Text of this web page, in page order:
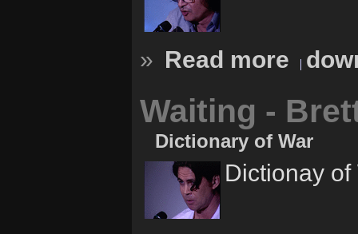
» Read more
Waiting -
Dictionary of War
Dictionay